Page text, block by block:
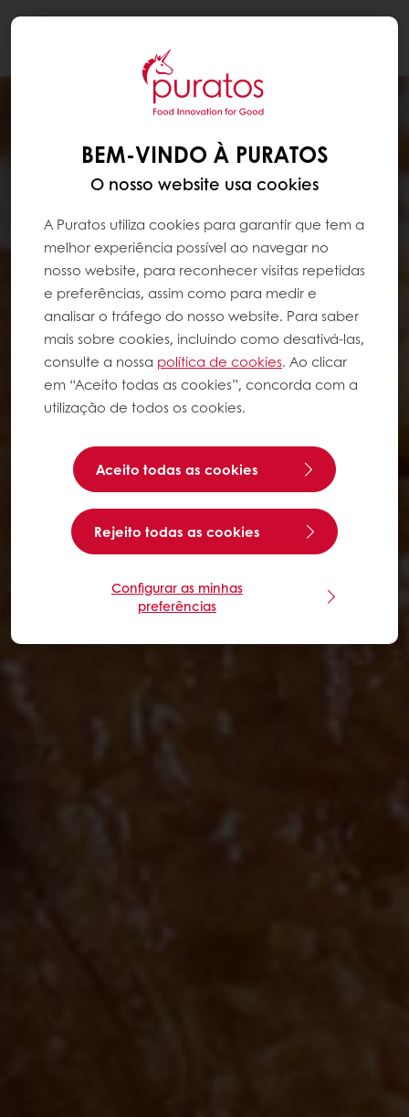
BEM-VINDO À PURATOS
O nosso website usa cookies
A Puratos utiliza cookies para garantir que tem a
melhor experiência possível ao navegar no
nosso website, para reconhecer visitas repetidas
e preferências, assim como para medir e
analisar o tráfego do nosso website. Para saber
mais sobre cookies, incluindo como desativá-las,
consulte a nossa política de cookies. Ao clicar
em “Aceito todas as cookies”, concorda com a
utilização de todos os cookies.
Aceito todas as cookies
Rejeito todas as cookies
Configurar as minhas
preferências